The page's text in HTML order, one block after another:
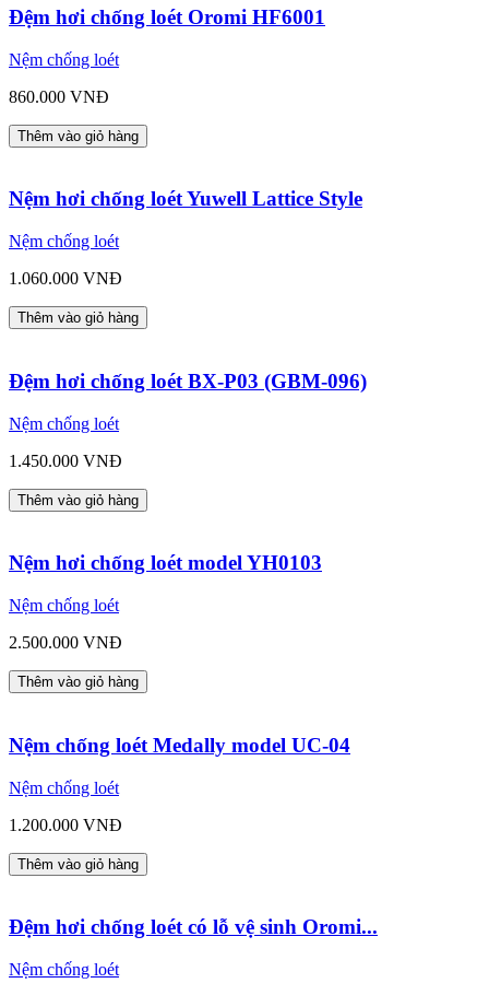
Đệm hơi chống loét Oromi HF6001
Nệm chống loét
860.000 VNĐ
Thêm vào giỏ hàng
Nệm hơi chống loét Yuwell Lattice Style
Nệm chống loét
1.060.000 VNĐ
Thêm vào giỏ hàng
Đệm hơi chống loét BX-P03 (GBM-096)
Nệm chống loét
1.450.000 VNĐ
Thêm vào giỏ hàng
Nệm hơi chống loét model YH0103
Nệm chống loét
2.500.000 VNĐ
Thêm vào giỏ hàng
Nệm chống loét Medally model UC-04
Nệm chống loét
1.200.000 VNĐ
Thêm vào giỏ hàng
Đệm hơi chống loét có lỗ vệ sinh Oromi...
Nệm chống loét